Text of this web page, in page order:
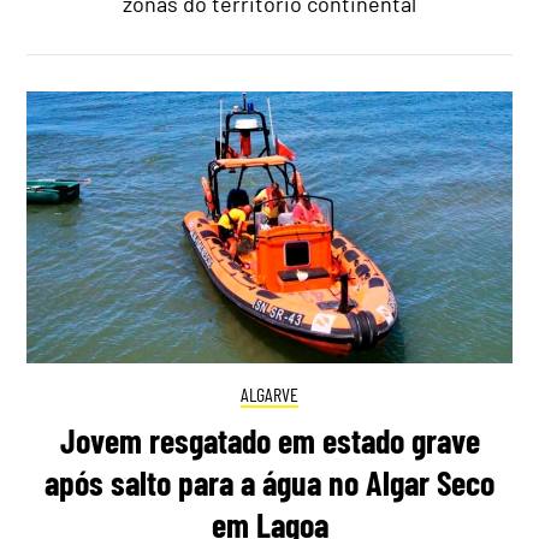
ALGARVE
Jovem resgatado em estado grave
após salto para a água no Algar Seco
em Lagoa